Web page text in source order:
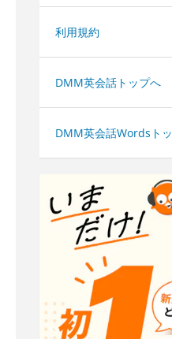
利用規約
DMM英会話トップへ
DMM英会話Wordsト